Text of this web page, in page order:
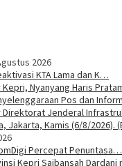
2026
KTA Lama dan K…
Percepat Penuntasa…